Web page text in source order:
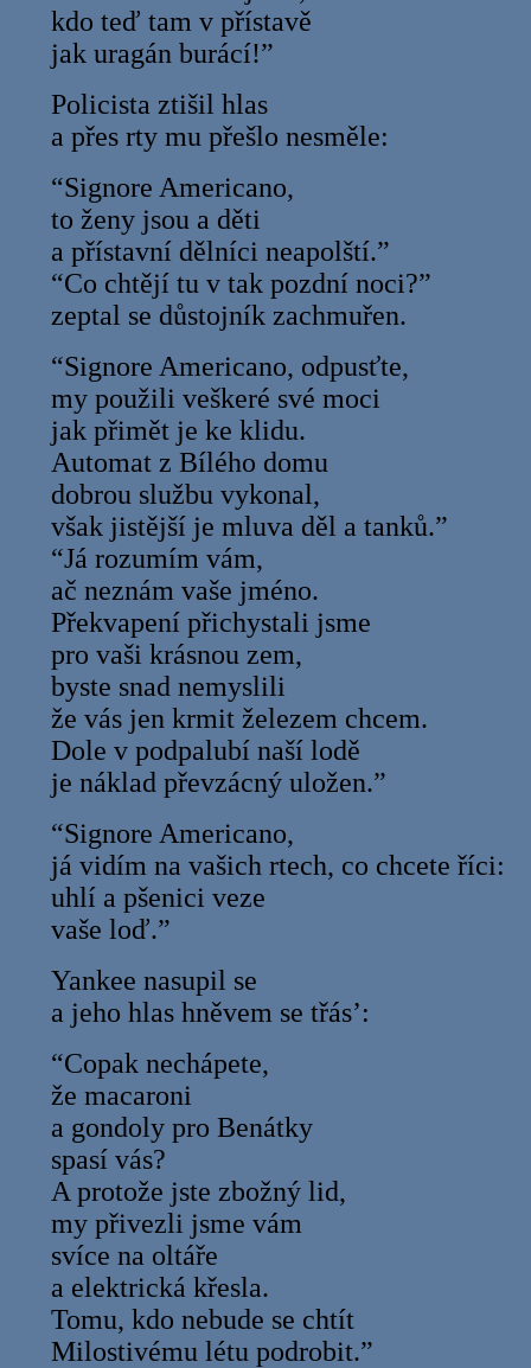
kdo teď tam v přístavě
jak uragán burácí!”
Policista ztišil hlas
a přes rty mu přešlo nesměle:
“Signore Americano,
to ženy jsou a děti
a přístavní dělníci neapolští.”
“Co chtějí tu v tak pozdní noci?”
zeptal se důstojník zachmuřen.
“Signore Americano, odpusťte,
my použili veškeré své moci
jak přimět je ke klidu.
Automat z Bílého domu
dobrou službu vykonal,
však jistější je mluva děl a tanků.”
“Já rozumím vám,
ač neznám vaše jméno.
Překvapení přichystali jsme
pro vaši krásnou zem,
byste snad nemyslili
že vás jen krmit železem chcem.
Dole v podpalubí naší lodě
je náklad převzácný uložen.”
“Signore Americano,
já vidím na vašich rtech, co chcete říci:
uhlí a pšenici veze
vaše loď.”
Yankee nasupil se
a jeho hlas hněvem se třás’:
“Copak nechápete,
že macaroni
a gondoly pro Benátky
spasí vás?
A protože jste zbožný lid,
my přivezli jsme vám
svíce na oltáře
a elektrická křesla.
Tomu, kdo nebude se chtít
Milostivému létu podrobit.”